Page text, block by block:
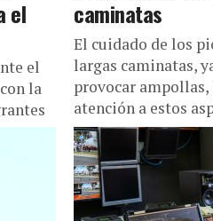
el
el
la
caminatas
El cuidado de los
largas caminatas,
provocar
atención a estos